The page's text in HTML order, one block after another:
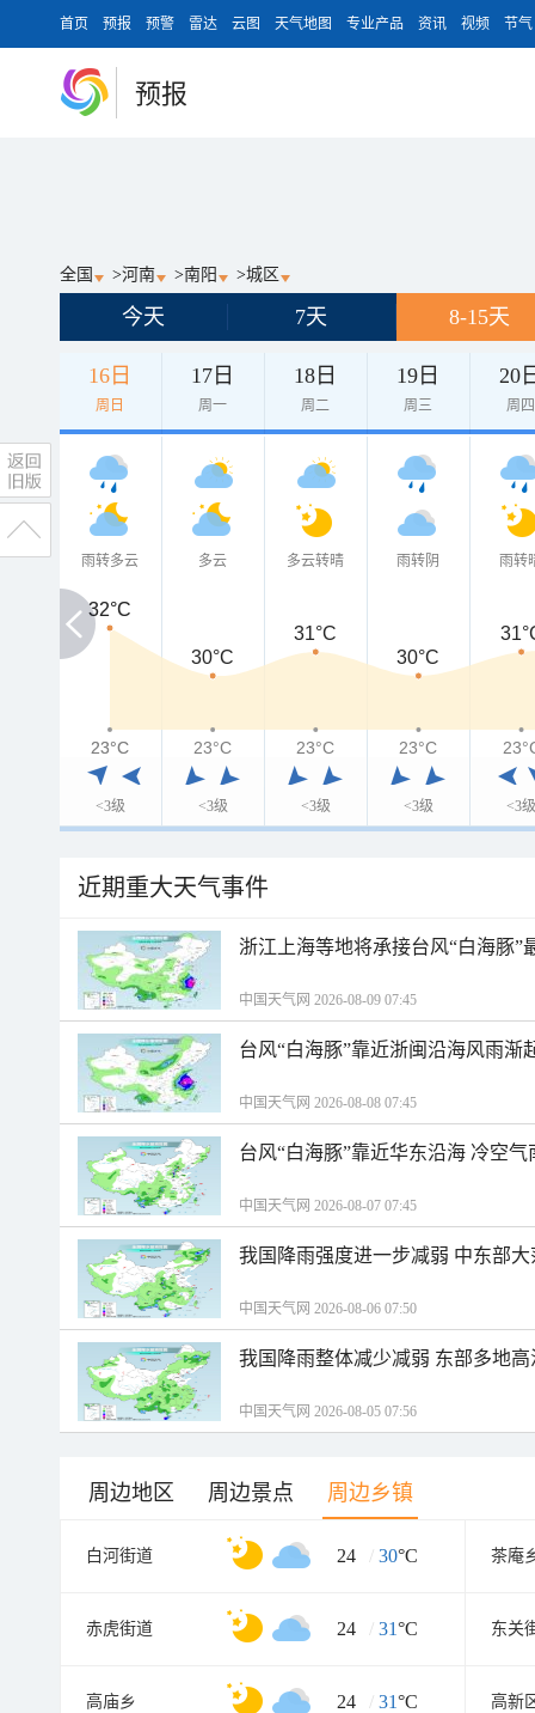
首页 预报 预警 雷达 云图 天气地图 专业产品 资讯 视频 节气
预报
全国 >河南 >南阳 >城区
今天 7天 8-15天
16日
周日
17日
周一
18日
周二
19日
周三
20
周四
雨转多云
<3级
多云
<3级
多云转晴
<3级
雨转阴
<3级
雨转
<3级
32°C
32°C
30°C
31°C
30°C
23°C
23°C 23°C 23°C 23°C
近期重大天气事件
浙江上海等地将承接台风“白海豚”
中国天气网 2026-08-09 07:45
台风“白海豚”靠近浙闽沿海风雨渐
中国天气网 2026-08-08 07:45
台风“白海豚”靠近华东沿海 冷空
中国天气网 2026-08-07 07:45
我国降雨强度进一步减弱 中东部
中国天气网 2026-08-06 07:50
我国降雨整体减少减弱 东部多地
中国天气网 2026-08-05 07:56
周边地区 周边景点 周边乡镇
白河街道 24 / 30°C 茶庵
赤虎街道 24 / 31°C 东关
高庙乡 24 / 31°C